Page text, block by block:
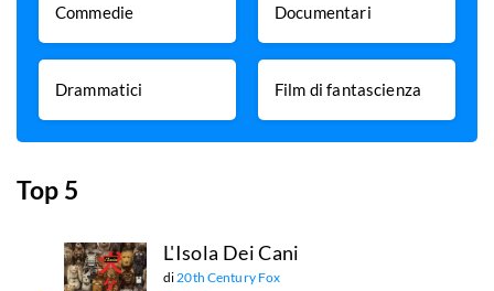
Commedie Documentari
Drammatici Film di fantascienza
Top 5
L'Isola Dei Cani
di 20th Century Fox